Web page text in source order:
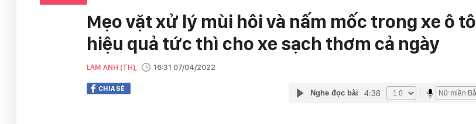
Mẹo vặt xử lý mùi hôi và nấm mốc trong xe ô tô
hiệu quả tức thì cho xe sạch thơm cả ngày
LAM ANH (TH), 16:31 07/04/2022
CHIA SẺ Nghe đọc bài 4:38